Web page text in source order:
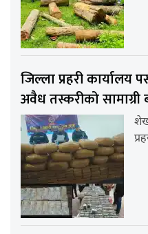
जिल्ला प्रहरी कार्यालय
अवैध तस्करीको